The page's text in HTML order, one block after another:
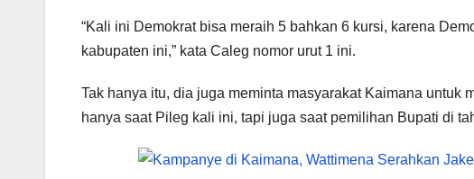
“Kali ini Demokrat bisa meraih 5 bahkan 6 kursi, karena
kabupaten ini,” kata Caleg nomor urut 1 ini.
Tak hanya itu, dia juga meminta masyarakat Kaimana untuk
hanya saat Pileg kali ini, tapi juga saat pemilihan Bupati di